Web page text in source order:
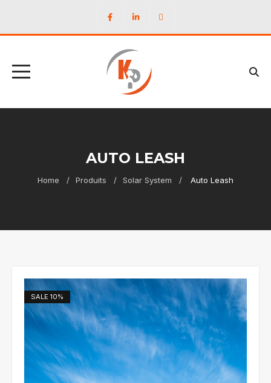
AUTO LEASH
Home Produits Solar System Auto Leash
SALE 10%